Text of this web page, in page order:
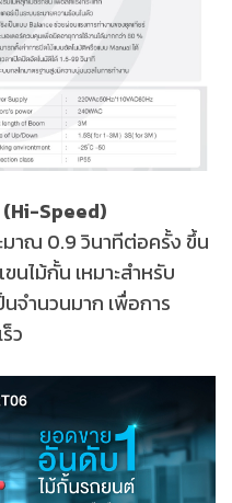
Speed)
มาณ 0.9 วินาทีต่อครั้ง ขึ้น
ไม้กั้น เหมาะสำหรับ
จำนวนมาก เพื่อการ
ว